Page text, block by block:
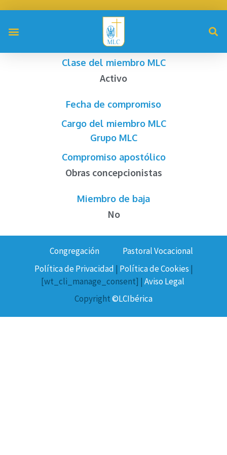
Clase del miembro MLC
Activo
Fecha de compromiso
Cargo del miembro MLC
Grupo MLC
Compromiso apostólico
Obras concepcionistas
Miembro de baja
No
Congregación
Pastoral Vocacional
Política de Privacidad | Política de Cookies |
[wt_cli_manage_consent] | Aviso Legal
Copyright©LCIbérica